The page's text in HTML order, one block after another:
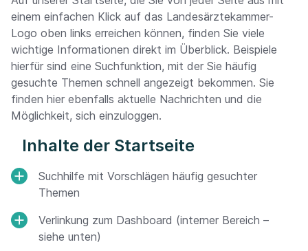
einem einfachen Klick auf das Landesärztekammer-
Logo oben links erreichen können, finden Sie viele
wichtige Informationen direkt im Überblick. Beispiele
hierfür sind eine Suchfunktion, mit der Sie häufig
gesuchte Themen schnell angezeigt bekommen. Sie
finden hier ebenfalls aktuelle Nachrichten und die
Möglichkeit, sich einzuloggen.
Inhalte der Startseite
Suchhilfe mit Vorschlägen häufig gesuchter
Themen
Verlinkung zum Dashboard (interner Bereich –
siehe unten)